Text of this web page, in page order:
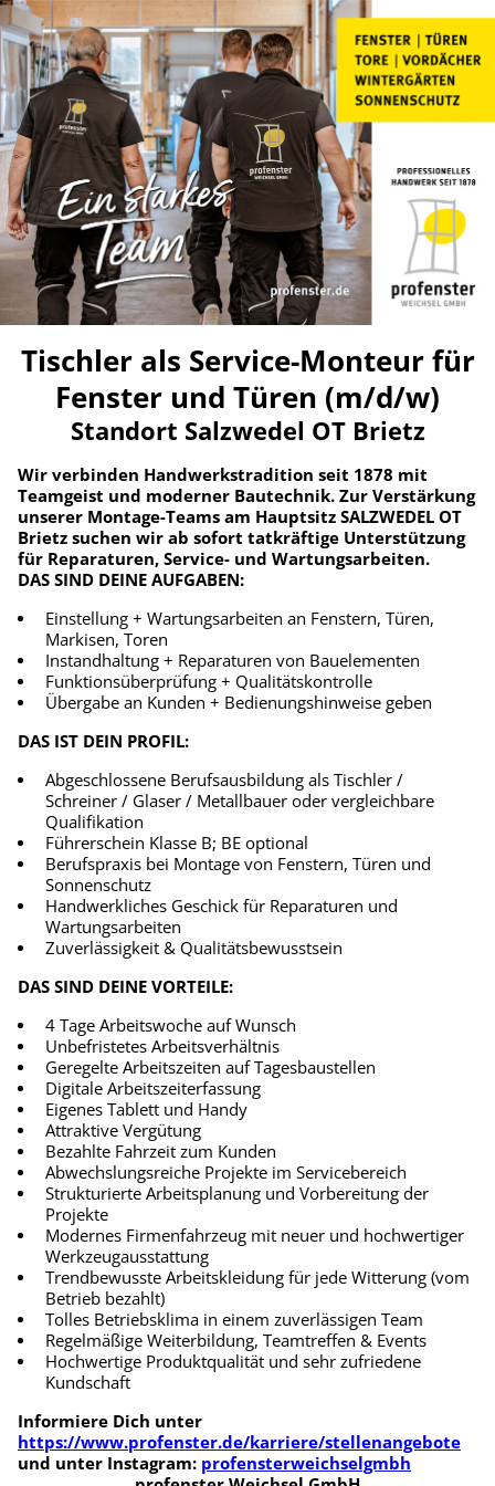
Tischler als Service-Monteur für
Fenster und Türen (m/d/w)
Standort Salzwedel OT Brietz
Wir verbinden Handwerkstradition seit 1878 mit
Teamgeist und moderner Bautechnik. Zur Verstärkung
unserer Montage-Teams am Hauptsitz SALZWEDEL OT
Brietz suchen wir ab sofort tatkräftige Unterstützung
für Reparaturen, Service- und Wartungsarbeiten.
DAS SIND DEINE AUFGABEN:
Einstellung + Wartungsarbeiten an Fenstern, Türen,
Markisen, Toren
Instandhaltung + Reparaturen von Bauelementen
Funktionsüberprüfung + Qualitätskontrolle
Übergabe an Kunden + Bedienungshinweise geben
DAS IST DEIN PROFIL:
Abgeschlossene Berufsausbildung als Tischler /
Schreiner / Glaser / Metallbauer oder vergleichbare
Qualifikation
Führerschein Klasse B; BE optional
Berufspraxis bei Montage von Fenstern, Türen und
Sonnenschutz
Handwerkliches Geschick für Reparaturen und
Wartungsarbeiten
Zuverlässigkeit & Qualitätsbewusstsein
DAS SIND DEINE VORTEILE:
4 Tage Arbeitswoche auf Wunsch
Unbefristetes Arbeitsverhältnis
Geregelte Arbeitszeiten auf Tagesbaustellen
Digitale Arbeitszeiterfassung
Eigenes Tablett und Handy
Attraktive Vergütung
Bezahlte Fahrzeit zum Kunden
Abwechslungsreiche Projekte im Servicebereich
Strukturierte Arbeitsplanung und Vorbereitung der
Projekte
Modernes Firmenfahrzeug mit neuer und hochwertiger
Werkzeugausstattung
Trendbewusste Arbeitskleidung für jede Witterung (vom
Betrieb bezahlt)
Tolles Betriebsklima in einem zuverlässigen Team
Regelmäßige Weiterbildung, Teamtreffen & Events
Hochwertige Produktqualität und sehr zufriedene
Kundschaft
Informiere Dich unter
https://www.profenster.de/karriere/stellenangebote
und unter Instagram: profensterweichselgmbh